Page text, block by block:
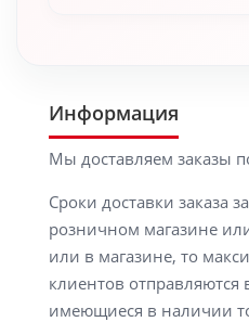
Информация
Мы доставляем заказы
Сроки доставки заказа
розничном магазине
или в магазине, то
клиентов отправляются
имеющиеся в наличии